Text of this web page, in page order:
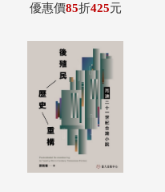
優惠價85折425元